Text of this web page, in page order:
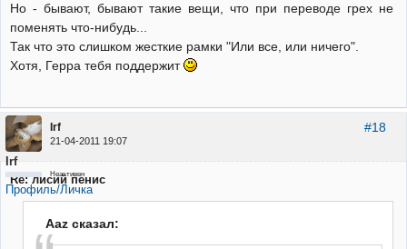
Но - бывают, бывают такие вещи, что при переводе грех не
поменять что-нибудь...
Так что это слишком жесткие рамки "Или все, или ничего".
Хотя, Герра тебя поддержит
#18
Irf
21-04-2011 19:07
Irf
Неактивен
Профиль/Личка
Re: лисий пенис
Aaz сказал: